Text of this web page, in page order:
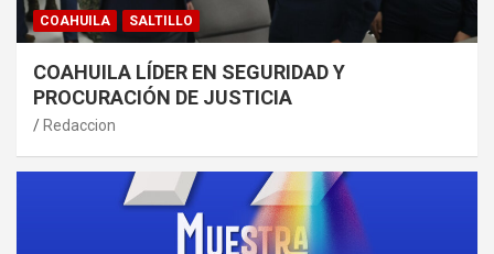
COAHUILA SALTILLO
COAHUILA LÍDER EN SEGURIDAD Y
PROCURACIÓN DE JUSTICIA
Redaccion